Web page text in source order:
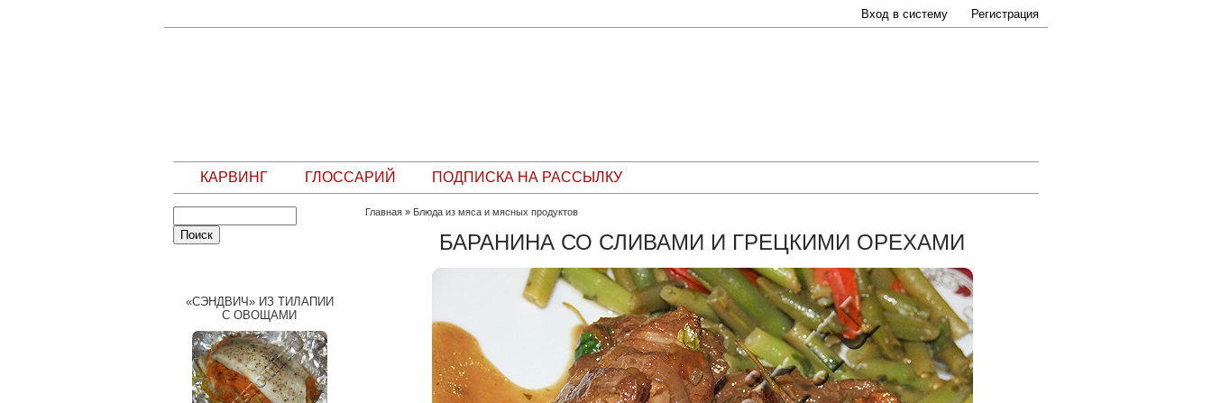
Вход в систему Регистрация
КАРВИНГ ГЛОССАРИЙ ПОДПИСКА НА РАССЫЛКУ
Главная » Блюда из мяса и мясных продуктов
БАРАНИНА СО СЛИВАМИ И ГРЕЦКИМИ ОРЕХАМИ
«СЭНДВИЧ» ИЗ ТИЛАПИИ
С ОВОЩАМИ